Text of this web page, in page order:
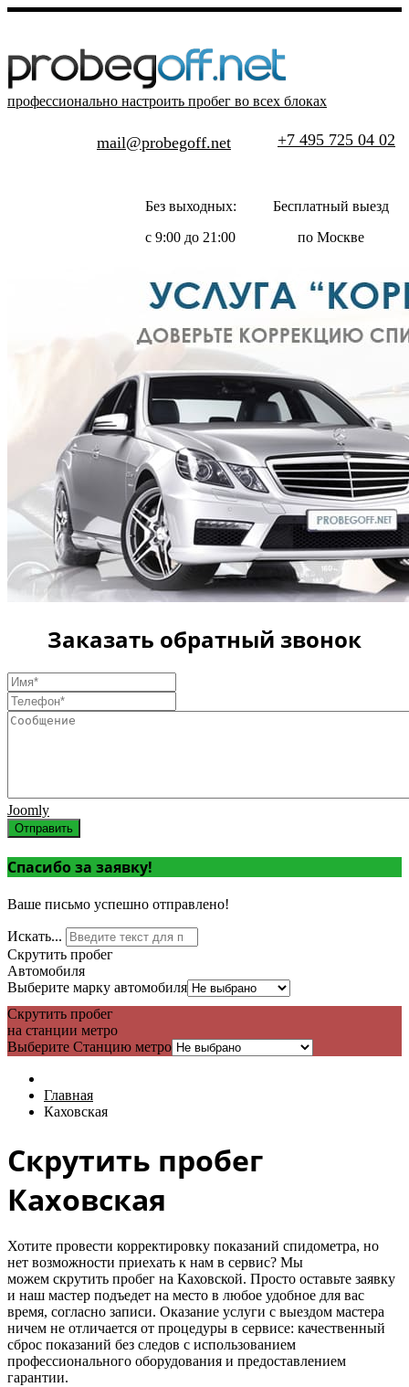
профессионально настроить пробег во всех блоках
+7 495 725 04 02
mail@probegoff.net
Бесплатный выезд
по Москве
Без выходных:
с 9:00 до 21:00
Заказать обратный звонок
Joomly
Отправить
Спасибо за заявку!
Ваше письмо успешно отправлено!
Искать...
Скрутить пробег
Автомобиля
Выберите марку автомобиля
Скрутить пробег
на станции метро
Выберите Станцию метро
Главная
Каховская
Скрутить пробег
Каховская
Хотите провести корректировку показаний спидометра, но
нет возможности приехать к нам в сервис? Мы
можем скрутить пробег на Каховской. Просто оставьте заявку
и наш мастер подъедет на место в любое удобное для вас
время, согласно записи. Оказание услуги с выездом мастера
ничем не отличается от процедуры в сервисе: качественный
сброс показаний без следов с использованием
профессионального оборудования и предоставлением
гарантии.